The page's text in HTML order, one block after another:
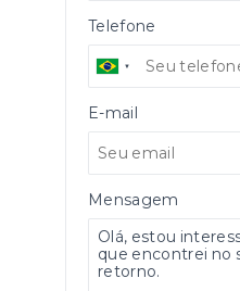
Telefone
E-mail
Mensagem